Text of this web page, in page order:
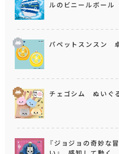
ルのビニールボール
パペットスンスン
チェゴシム ぬいぐ
『ジョジョの奇妙な